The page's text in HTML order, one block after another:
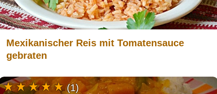
Mexikanischer Reis mit Tomatensauce
gebraten
(1)